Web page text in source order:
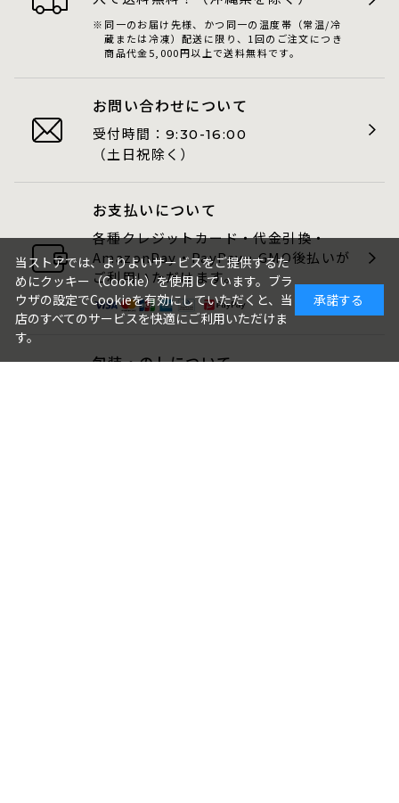
同一のお届け先様、かつ同一の温度帯（常温/冷
蔵または冷凍）配送に限り、1回のご注文につき
商品代金5,000円以上で送料無料です。
お問い合わせについて
受付時間： 9:30-16:00
（土日祝除く）
お支払いについて
各種クレジットカード・代金引換・
AmazonPay・PayPay・GMO後払いが
ご利用いただけます。
包装・のしについて
当ストアでは、よりよいサービスをご提供するた
めにクッキー（Cookie）を使用しています。ブラ
ウザの設定でCookieを有効にしていただくと、当
店のすべてのサービスを快適にご利用いただけま
す。
承諾する